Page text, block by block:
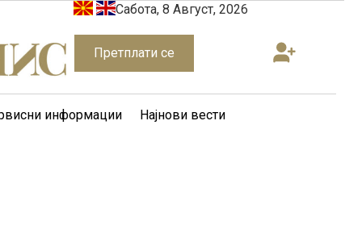
Сабота, 8 Август, 2026
Претплати се
информации Најнови вести